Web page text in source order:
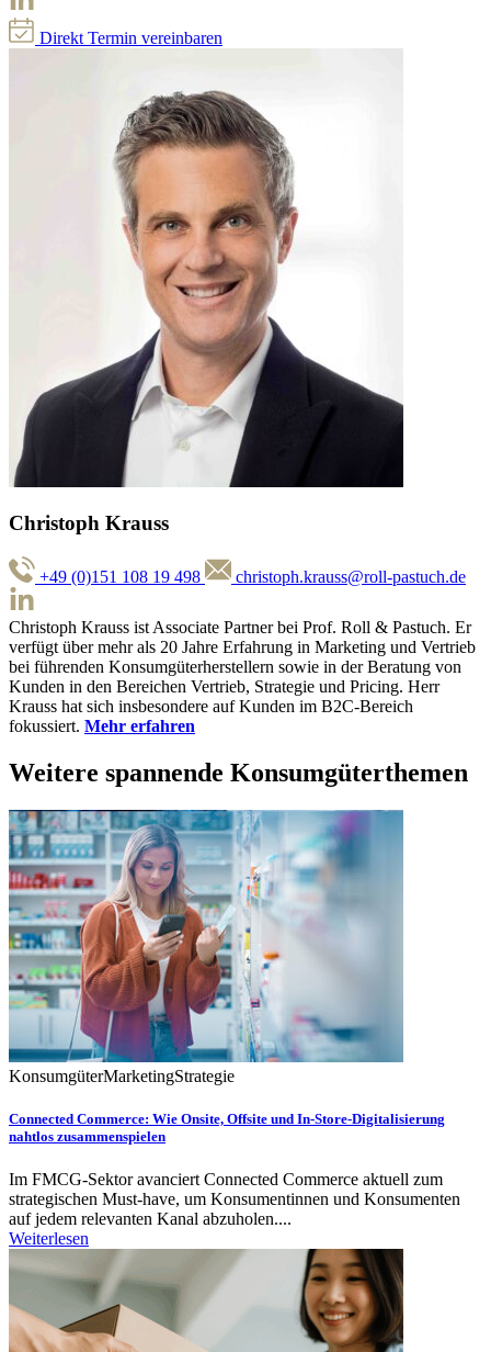
Direkt Termin vereinbaren
Christoph Krauss
+49 (0)151 108 19 498 christoph.krauss@roll-pastuch.de
Christoph Krauss ist Associate Partner bei Prof. Roll & Pastuch. Er
verfügt über mehr als 20 Jahre Erfahrung in Marketing und Vertrieb
bei führenden Konsumgüterherstellern sowie in der Beratung von
Kunden in den Bereichen Vertrieb, Strategie und Pricing. Herr
Krauss hat sich insbesondere auf Kunden im B2C-Bereich
fokussiert. Mehr erfahren
Weitere spannende Konsumgüterthemen
KonsumgüterMarketingStrategie
Connected Commerce: Wie Onsite, Offsite und In-Store-Digitalisierung
nahtlos zusammenspielen
Im FMCG-Sektor avanciert Connected Commerce aktuell zum
strategischen Must-have, um Konsumentinnen und Konsumenten
auf jedem relevanten Kanal abzuholen....
Weiterlesen